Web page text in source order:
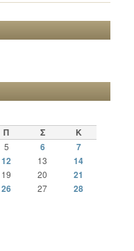
Π Σ Κ
5 6
7
12 13 14
19 20 21
26 27
28